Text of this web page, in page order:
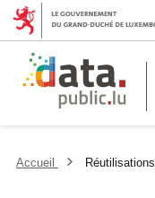
Accueil Réutilisations